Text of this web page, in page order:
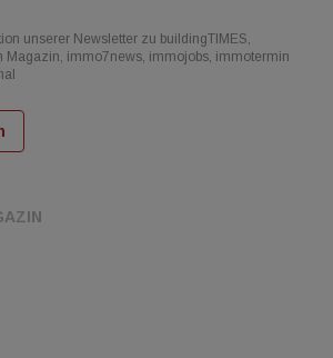
unserer Newsletter zu buildingTIMES,
Magazin, immo7news, immojobs, immotermin